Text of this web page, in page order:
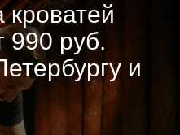
кроватей
990 руб.
и